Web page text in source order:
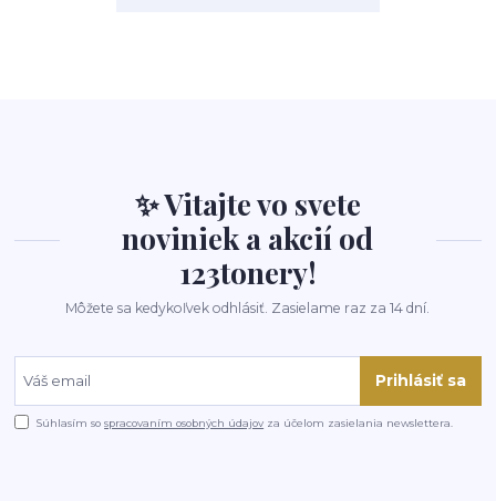
✨ Vitajte vo svete
noviniek a akcií od
123tonery!
Môžete sa kedykoľvek odhlásiť. Zasielame raz za 14 dní.
Prihlásiť sa
Súhlasím sospracovaním osobných údajov za účelom zasielania newslettera.